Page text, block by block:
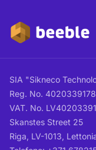
SIA "Sikneco
Reg. No.
VAT. No.
Skanstes Street 25
Riga, LV-1013,